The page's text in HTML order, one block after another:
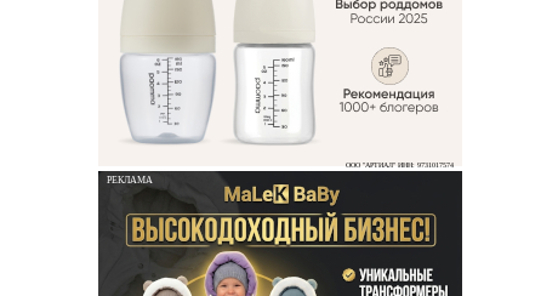
ООО "АРТИАЛ" ИНН: 9731017574
РЕКЛАМА